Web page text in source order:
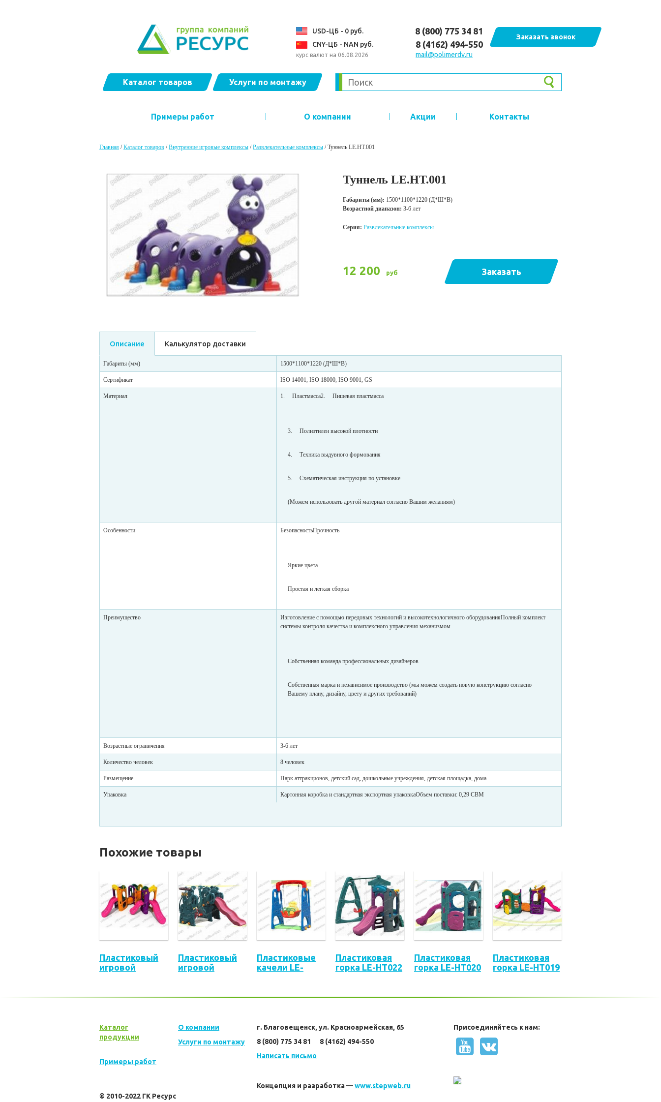
USD-ЦБ - 0 руб.
CNY-ЦБ - NAN руб.
курс валют на 06.08.2026
8 (800) 775 34 81
8 (4162) 494-550
mail@polimerdv.ru
Заказать звонок
Каталог товаров Услуги по монтажу
Примеры работ О компании Акции Контакты
Главная /Каталог товаров /Внутренние игровые комплексы /Развлекательные комплексы /Туннель LE.HT.001
Туннель LE.HT.001
Габариты (мм): 1500*1100*1220 (Д*Ш*В)
Возрастной диапазон: 3-6 лет
Серия: Развлекательные комплексы
12 200 руб Заказать
Описание Калькулятор доставки
Габариты (мм) 1500*1100*1220 (Д*Ш*В)
Сертификат ISO 14001, ISO 18000, ISO 9001, GS
Материал 1. Пластмасса2. Пищевая пластмасса
3. Полиэтилен высокой плотности
4. Техника выдувного формования
5. Схематическая инструкция по установке
(Можем использовать другой материал согласно Вашим желаниям)
Особенности БезопасностьПрочность
Яркие цвета
Простая и легкая сборка
Преимущество
Изготовление с помощью передовых технологий и высокотехнологичного оборудованияПолный комплект
системы контроля качества и комплексного управления механизмом
Собственная команда профессиональных дизайнеров
Собственная марка и независимое производство (мы можем создать новую конструкцию согласно
Вашему плану, дизайну, цвету и других требований)
Возрастные ограничения 3-6 лет
Количество человек 8 человек
Размещение Парк аттракционов, детский сад, дошкольные учреждения, детская площадка, дома
Упаковка Картонная коробка и стандартная экспортная упаковкаОбъем поставки: 0,29 CBM
Похожие товары
Пластиковый
игровой
Пластиковый
игровой
Пластиковые
качели LE-
Пластиковая
горка LE-HT022
Пластиковая
горка LE-HT020
Пластиковая
горка LE-HT019
Каталог
продукции
О компании
Услуги по монтажу
Примеры работ
© 2010-2022 ГК Ресурс
г. Благовещенск, ул. Красноармейская, 65
8 (800) 775 34 81      8 (4162) 494-550
Написать письмо
Концепция и разработка —www.stepweb.ru
Присоединяйтесь к нам: